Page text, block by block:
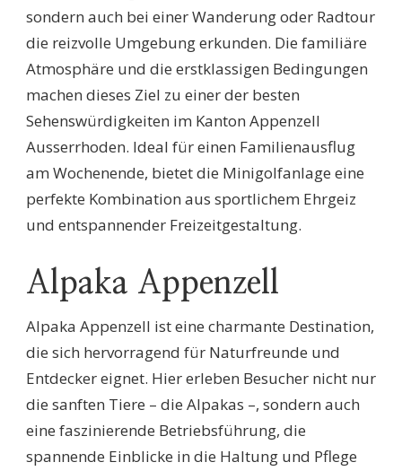
sondern auch bei einer Wanderung oder Radtour
die reizvolle Umgebung erkunden. Die familiäre
Atmosphäre und die erstklassigen Bedingungen
machen dieses Ziel zu einer der besten
Sehenswürdigkeiten im Kanton Appenzell
Ausserrhoden. Ideal für einen Familienausflug
am Wochenende, bietet die Minigolfanlage eine
perfekte Kombination aus sportlichem Ehrgeiz
und entspannender Freizeitgestaltung.
Alpaka Appenzell
Alpaka Appenzell ist eine charmante Destination,
die sich hervorragend für Naturfreunde und
Entdecker eignet. Hier erleben Besucher nicht nur
die sanften Tiere – die Alpakas –, sondern auch
eine faszinierende Betriebsführung, die
spannende Einblicke in die Haltung und Pflege